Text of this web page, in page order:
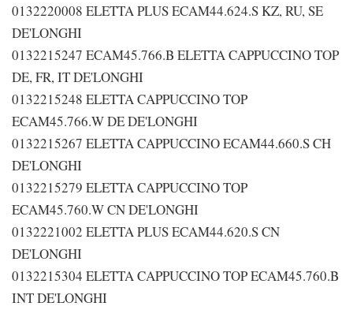
0132220008 ELETTA PLUS ECAM44.624.S KZ, RU, SE
DE'LONGHI
0132215247 ECAM45.766.B ELETTA CAPPUCCINO TOP
DE, FR, IT DE'LONGHI
0132215248 ELETTA CAPPUCCINO TOP
ECAM45.766.W DE DE'LONGHI
0132215267 ELETTA CAPPUCCINO ECAM44.660.S CH
DE'LONGHI
0132215279 ELETTA CAPPUCCINO TOP
ECAM45.760.W CN DE'LONGHI
0132221002 ELETTA PLUS ECAM44.620.S CN
DE'LONGHI
0132215304 ELETTA CAPPUCCINO TOP ECAM45.760.B
INT DE'LONGHI